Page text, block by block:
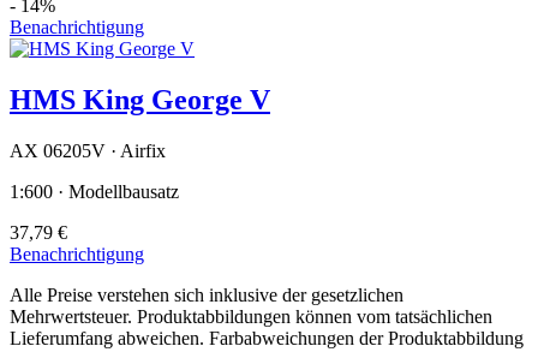
- 14%
Benachrichtigung
HMS King George V
AX 06205V · Airfix
1:600 · Modellbausatz
37,79 €
Benachrichtigung
Alle Preise verstehen sich inklusive der gesetzlichen
Mehrwertsteuer. Produktabbildungen können vom tatsächlichen
Lieferumfang abweichen. Farbabweichungen der Produktabbildung